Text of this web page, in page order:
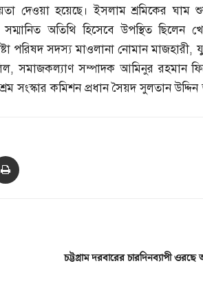
দেওয়া হয়েছে। ইসলাম শ্রমিকের
অতিথি হিসেবে উপস্থিত ছিলেন
পরিষদ সদস্য মাওলানা নোমান মাজহারী,
,সমাজকল্যাণ সম্পাদক আমিনুর রহমান
কমিশন প্রধান সৈয়দ সুলতান
চট্টগ্রাম দরবারের চারদিনব্যাপী